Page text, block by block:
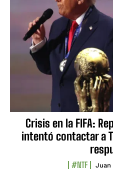
Crisis en la FIFA:
intentó contactar a
#NTF Juan